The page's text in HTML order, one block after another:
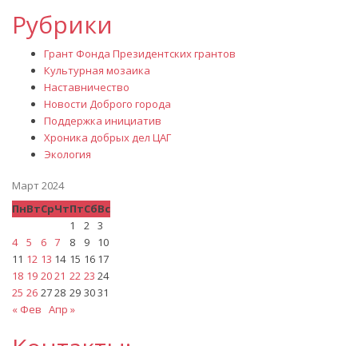
Рубрики
Грант Фонда Президентских грантов
Культурная мозаика
Наставничество
Новости Доброго города
Поддержка инициатив
Хроника добрых дел ЦАГ
Экология
Март 2024
ПнВтСрЧтПтСбВс
1
2 3
4
5 6 7 8 9
10
11 12 13 14 15 16 17
18 19 2021 22 23 24
25 26 2728 29 3031
« Фев Апр »